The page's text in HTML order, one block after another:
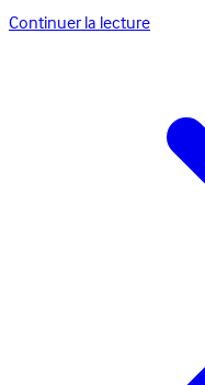
Continuer la lecture